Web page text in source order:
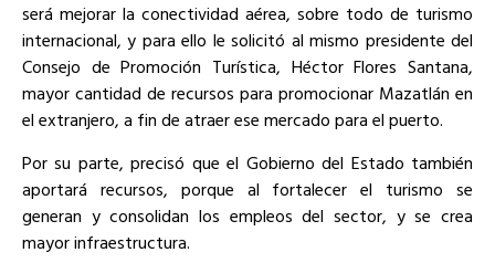
será mejorar la conectividad aérea, sobre todo de turismo
internacional, y para ello le solicitó al mismo presidente del
Consejo de Promoción Turística, Héctor Flores Santana,
mayor cantidad de recursos para promocionar Mazatlán en
el extranjero, a fin de atraer ese mercado para el puerto.
Por su parte, precisó que el Gobierno del Estado también
aportará recursos, porque al fortalecer el turismo se
generan y consolidan los empleos del sector, y se crea
mayor infraestructura.